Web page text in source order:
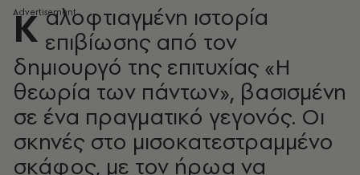
Καλοφτιαγμένη ιστορία επιβίωσης από τον
δημιουργό της επιτυχίας «Η
θεωρία των πάντων», βασισμένη
σε ένα πραγματικό γεγονός. Οι
σκηνές στο μισοκατεστραμμένο
σκάφος, με τον ήρωα να